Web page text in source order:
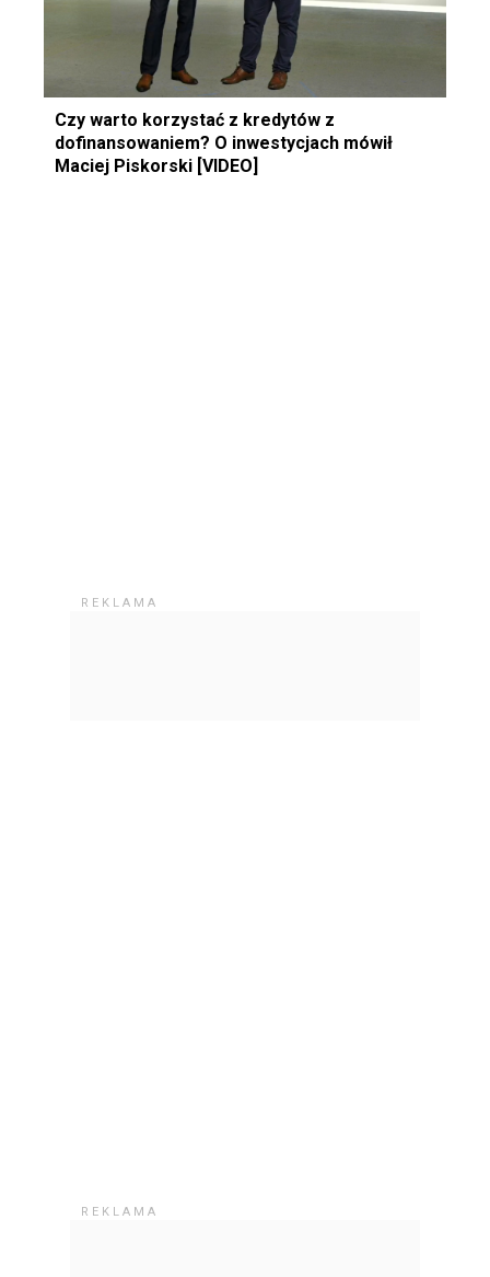
Czy warto korzystać z kredytów z
dofinansowaniem? O inwestycjach mówił
Maciej Piskorski [VIDEO]